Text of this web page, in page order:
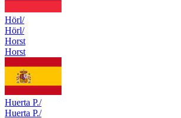
Hörl/
Hörl/
Horst
Horst
Huerta P./
Huerta P./